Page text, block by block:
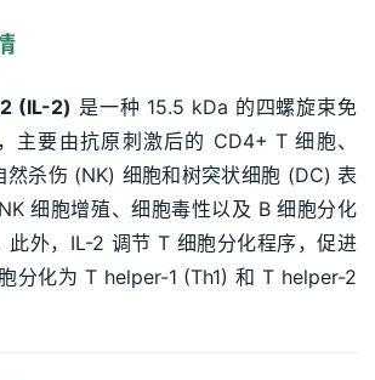
(IL-2) 是一种 15.5 kDa 的四螺旋束免
主要由抗原刺激后的 CD4+ T 细胞、
杀伤 (NK) 细胞和树突状细胞 (DC) 表
细胞增殖、细胞毒性以及 B 细胞分化
此外，IL-2 调节 T 细胞分化程序，促进
分化为 T helper-1 (Th1) 和 T helper-2